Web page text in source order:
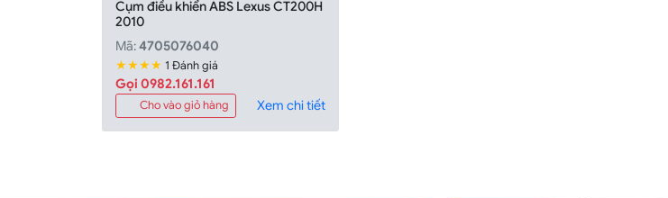
Cụm điều khiển ABS Lexus CT200H
2010
Mã:4705076040
★★★★ 1 Đánh giá
Gọi 0982.161.161
Cho vào giỏ hàng Xem chi tiết